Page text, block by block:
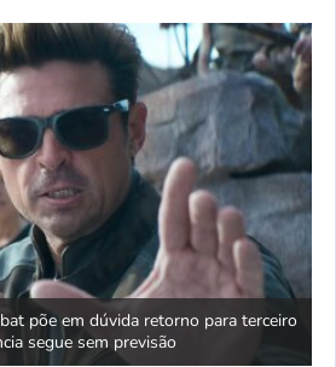
põe em dúvida retorno para terceiro
segue sem previsão